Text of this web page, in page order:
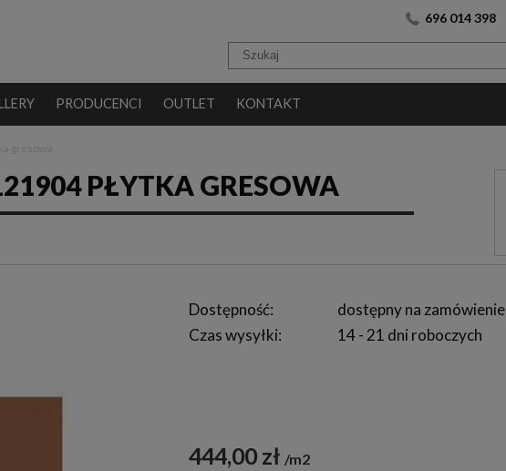
696 014 398
PRODUCENCI OUTLET KONTAKT
PŁYTKA GRESOWA
Dostępność:
dostępny na zamówienie
Czas wysyłki:
14 - 21 dni roboczych
444,00 zł m2